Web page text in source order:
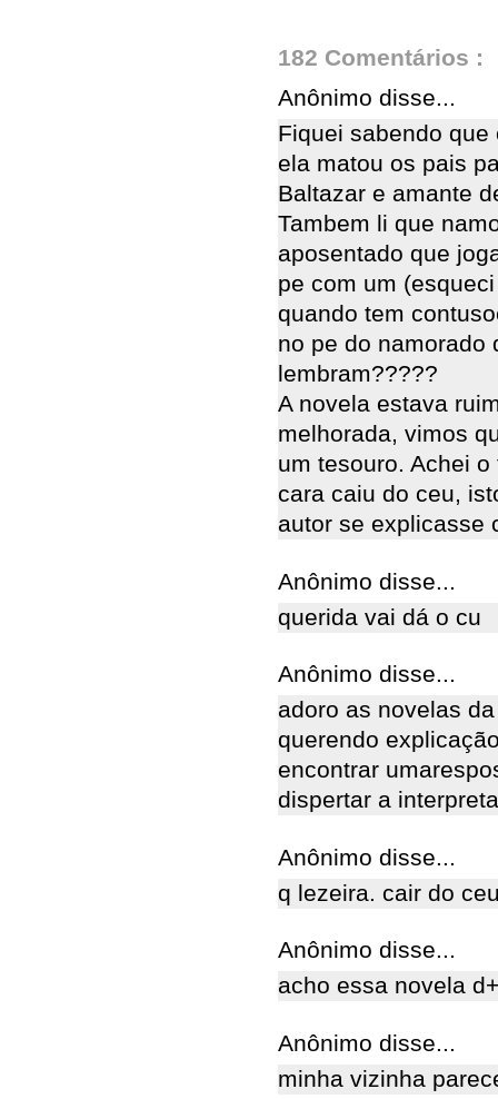
182 Comentários :
Anônimo disse...
Fiquei sabendo
ela matou os pais
Baltazar e amante
Tambem li que
aposentado que
pe com um
quando tem
no pe do namorado
lembram?????
A novela estava
melhorada, vimos
um tesouro. Achei
cara caiu do ceu,
autor se explicasse
Anônimo disse...
querida vai dá o cu
Anônimo disse...
adoro as novelas
querendo
encontrar
dispertar a
Anônimo disse...
q lezeira. cair do
Anônimo disse...
acho essa novela d+
Anônimo disse...
minha vizinha